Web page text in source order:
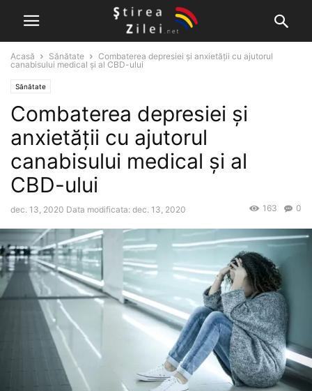
Acasă Sănătate
Combaterea depresiei și anxietății cu ajutorul
canabisului medical și al CBD-ului
Sănătate
Combaterea depresiei și
anxietății cu ajutorul
canabisului medical și al
CBD-ului
dec. 13, 2020 Data modificata: dec. 13, 2020 0
163